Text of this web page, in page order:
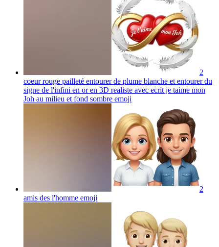
2
coeur rouge pailleté entourer de plume blanche et entourer du
signe de l'infini en or en 3D realiste avec ecrit je taime mon
Joh au milieu et fond sombre emoji
2
amis des l'homme emoji